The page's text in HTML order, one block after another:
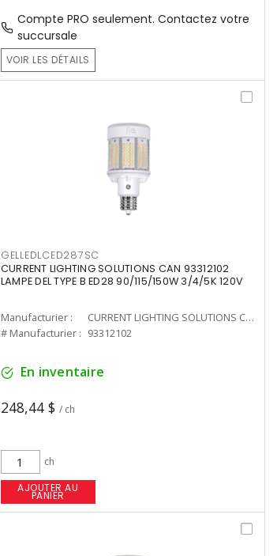
Compte PRO seulement. Contactez votre
succursale
VOIR LES DÉTAILS
GELLEDLCED287SC
CURRENT LIGHTING SOLUTIONS CAN 93312102
LAMPE DEL TYPE B ED28 90/115/150W 3/4/5K 120V
Manufacturier :
CURRENT LIGHTING SOLUTIONS CAN
# Manufacturier : 93312102
En inventaire
248,44 $ / ch
ch
AJOUTER AU
PANIER